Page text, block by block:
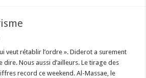
veut rétablir l’ordre ». Diderot a surement
dire. Nous aussi d’ailleurs. Le tirage des
record ce weekend. Al-Massae, le